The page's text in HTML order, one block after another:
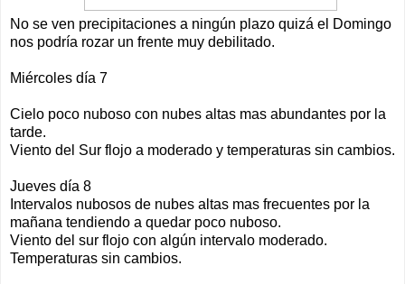
No se ven precipitaciones a ningún plazo quizá el Domingo
nos podría rozar un frente muy debilitado.
Miércoles día 7
Cielo poco nuboso con nubes altas mas abundantes por la
tarde.
Viento del Sur flojo a moderado y temperaturas sin cambios.
Jueves día 8
Intervalos nubosos de nubes altas mas frecuentes por la
mañana tendiendo a quedar poco nuboso.
Viento del sur flojo con algún intervalo moderado.
Temperaturas sin cambios.